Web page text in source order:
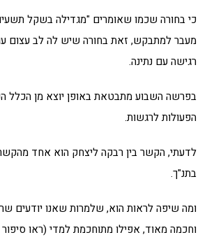
כי בחורה שכמו שאומרים "מגדילה בשקל
מעבר למתבקש, זאת בחורה שיש לה לב עצום
רגישה עם נתינה.
בפרשה השבוע מתבטאת באופן יוצא מן הכלל
הפעולות לרגשות.
לדעתי, הקשר בין רבקה ליצחק הוא אחד
בתנ"ך.
ומה שיפה לראות הוא, שלמרות שאנו יודעים
וחכמה מאוד, אפילו מתוחכמת למדי (ראו סיפור